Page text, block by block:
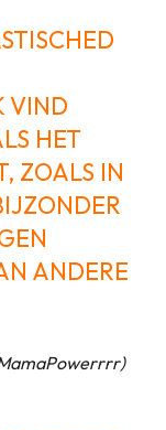
VIND
HET
ZOALS IN
ANDERE